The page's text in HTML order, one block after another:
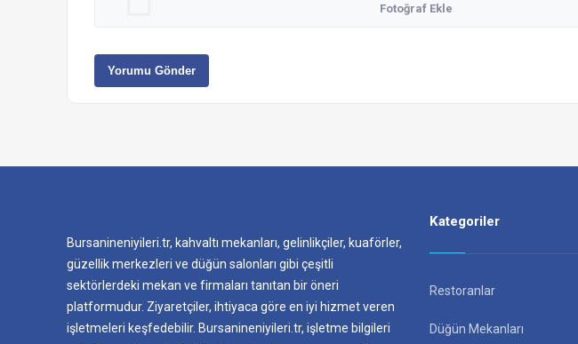
Fotoğraf Ekle
Yorumu Gönder
Bursanineniyileri.tr, kahvaltı mekanları, gelinlikçiler, kuaförler,
güzellik merkezleri ve düğün salonları gibi çeşitli
sektörlerdeki mekan ve firmaları tanıtan bir öneri
platformudur. Ziyaretçiler, ihtiyaca göre en iyi hizmet veren
işletmeleri keşfedebilir. Bursanineniyileri.tr, işletme bilgileri
Kategoriler
Restoranlar
Düğün Mekanları